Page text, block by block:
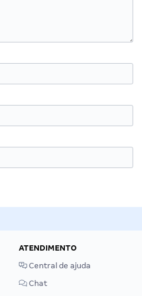
ATENDIMENTO
Central de ajuda
Chat